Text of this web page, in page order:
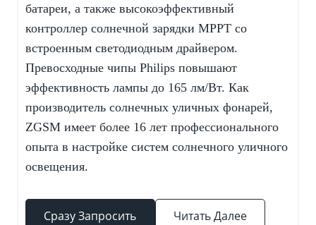
батареи, а также высокоэффективный
контроллер солнечной зарядки MPPT со
встроенным светодиодным драйвером.
Превосходные чипы Philips повышают
эффективность лампы до 165 лм/Вт. Как
производитель солнечных уличных фонарей,
ZGSM имеет более 16 лет профессионального
опыта в настройке систем солнечного уличного
освещения.
Сразу Запросить Читать Далее